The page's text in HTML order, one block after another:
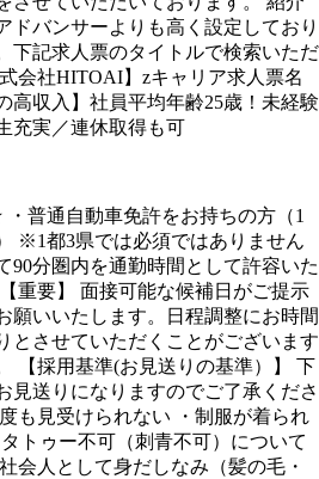
ドバンサーよりも高く設定しており
下記求人票のタイトルで検索いただ
会社HITOAI】zキャリア求人票名
高収入】社員平均年齢25歳！未経験
充実／連休取得も可
普通自動車免許をお持ちの方（1
※1都3県では必須ではありません
90分圏内を通勤時間として許容いた
重要】 面接可能な候補日がご提示
願いいたします。日程調整にお時間
とさせていただくことがございます
【採用基準(お見送りの基準）】 下
見送りになりますのでご了承くださ
も見受けられない ・制服が着られ
トゥー不可（刺青不可）について
会人として身だしなみ（髪の毛・